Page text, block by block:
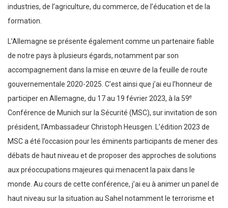
industries, de l’agriculture, du commerce, de l’éducation et de la
formation.
L’Allemagne se présente également comme un partenaire fiable
de notre pays à plusieurs égards, notamment par son
accompagnement dans la mise en œuvre de la feuille de route
gouvernementale 2020-2025. C’est ainsi que j’ai eu l’honneur de
participer en Allemagne, du 17 au 19 février 2023, à la 59e
Conférence de Munich sur la Sécurité (MSC), sur invitation de son
président, l’Ambassadeur Christoph Heusgen. L’édition 2023 de
MSC a été l’occasion pour les éminents participants de mener des
débats de haut niveau et de proposer des approches de solutions
aux préoccupations majeures qui menacent la paix dans le
monde. Au cours de cette conférence, j’ai eu à animer un panel de
haut niveau sur la situation au Sahel notamment le terrorisme et